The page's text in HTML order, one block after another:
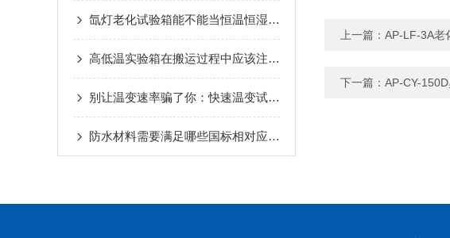
氙灯老化试验箱能不能当恒温恒湿箱用？
高低温实验箱在搬运过程中应该注意什么？
别让温变速率骗了你：快速温变试验箱选型3个坑
防水材料需要满足哪些国标相对应的需要做哪些试验？
上一篇： AP-LF-3A老
下一篇： AP-CY-